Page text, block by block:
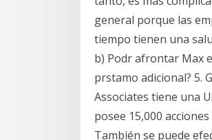
general porque las
tiempo tienen una
b) Podr afrontar Max
prstamo adicional? 5.
Associates tiene una
posee 15,000
También se puede